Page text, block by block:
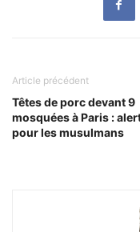
Article précédent
Têtes de porc devant 9
mosquées à Paris :
pour les musulmans